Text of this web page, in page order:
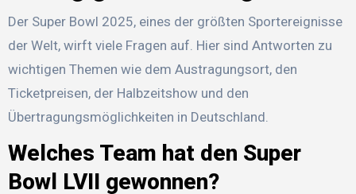
Der Super Bowl 2025, eines der größten Sportereignisse
der Welt, wirft viele Fragen auf. Hier sind Antworten zu
wichtigen Themen wie dem Austragungsort, den
Ticketpreisen, der Halbzeitshow und den
Übertragungsmöglichkeiten in Deutschland.
Welches Team hat den Super
Bowl LVII gewonnen?